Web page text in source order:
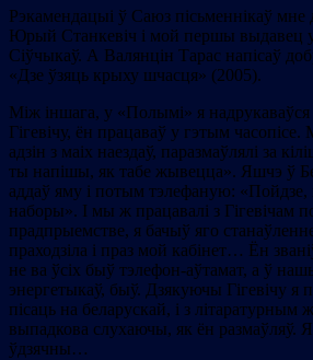
Рэкамендацыі ў Саюз пісьменнікаў мне
Юрый Станкевіч і мой першы выдавец у
Сіўчыкаў. А Валянцін Тарас напісаў
«Дзе ўзяць крыху шчасця» (2005).
Між іншага, у «Полымі» я
Гігевічу, ён працаваў у гэтым часопісе.
адзін з маіх наездаў, паразмаўлялі за
ты напішы, як табе жывецца». Яшчэ ў
аддаў яму і потым тэлефаную: «Пойдзе,
наборы». І мы ж працавалі з Гігевічам
прадпрыемстве, я бачыў яго
праходзіла і праз мой кабінет… Ён
не ва ўсіх быў тэлефон-аўтамат, а ў
энергетыкаў, быў. Дзякуючы Гігевічу я
пісаць на беларускай, і з літаратурным
выпадкова слухаючы, як ён размаўляў.
ўдзячны…